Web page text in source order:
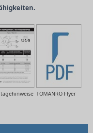
TOMANRO Flyer